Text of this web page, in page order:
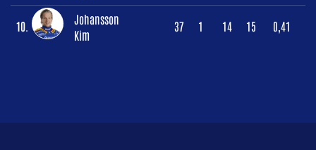
10.
Johansson
Kim
37 1 14 15 0,41